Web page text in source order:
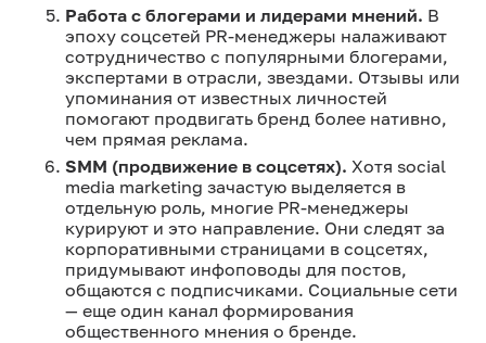
Работа с блогерами и лидерами мнений. В
эпоху соцсетей PR-менеджеры налаживают
сотрудничество с популярными блогерами,
экспертами в отрасли, звездами. Отзывы или
упоминания от известных личностей
помогают продвигать бренд более нативно,
чем прямая реклама.
SMM (продвижение в соцсетях). Хотя social
media marketing зачастую выделяется в
отдельную роль, многие PR-менеджеры
курируют и это направление. Они следят за
корпоративными страницами в соцсетях,
придумывают инфоповоды для постов,
общаются с подписчиками. Социальные сети
— еще один канал формирования
общественного мнения о бренде.